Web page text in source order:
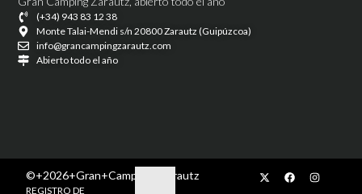
(+34) 943 83 12 38
Monte Talai-Mendi s/n 20800 Zarautz (Guipúzcoa)
info@grancampingzarautz.com
Abierto todo el año
©+2026+Gran+Camping+Zarautz
REGISTRO DE